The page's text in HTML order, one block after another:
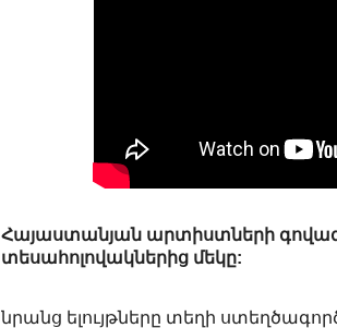
Հայաստանյան արտիստների
տեսահոլովակներից մեկը:
նրանց ելույթները տեղի